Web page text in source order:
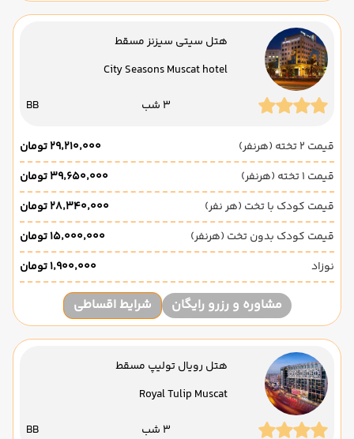
هتل سیتی سیزنز مسقط
City Seasons Muscat hotel
3 شب BB
قیمت 2 تخته (هرنفر)
۲۹٬۲۱۰٬۰۰۰ تومان
قیمت 1 تخته (هرنفر)
۳۹٬۶۵۰٬۰۰۰ تومان
قیمت کودک با تخت (هر نفر)
۲۸٬۳۴۰٬۰۰۰ تومان
قیمت کودک بدون تخت (هرنفر)
۱۵٬۰۰۰٬۰۰۰ تومان
نوزاد
۱٬۹۰۰٬۰۰۰ تومان
مشاوره و رزرو رایگان شرایط اقساطی
هتل رویال تولیپ مسقط
Royal Tulip Muscat
3 شب BB